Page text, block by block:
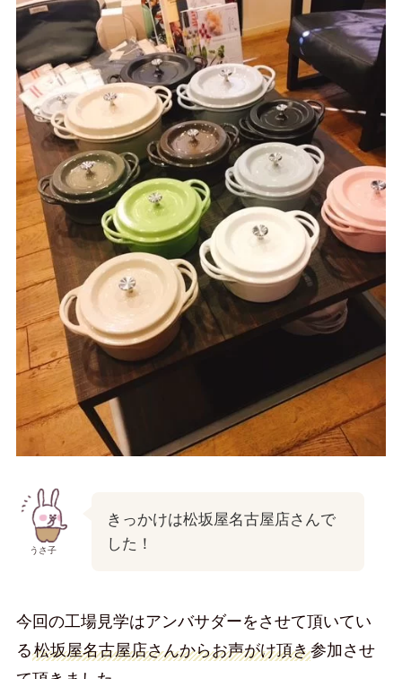
うさ子
きっかけは松坂屋名古屋店さんで
した！
今回の工場見学はアンバサダーをさせて頂いてい
る松坂屋名古屋店さんからお声がけ頂き参加させ